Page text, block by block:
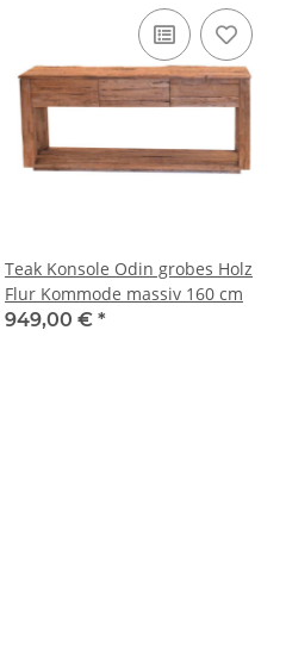
Teak Konsole Odin grobes Holz
Flur Kommode massiv 160 cm
949,00 € *